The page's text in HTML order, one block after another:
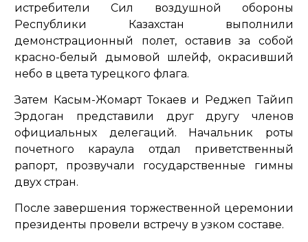
истребители Сил воздушной обороны
Республики Казахстан выполнили
демонстрационный полет, оставив за собой
красно-белый дымовой шлейф, окрасивший
небо в цвета турецкого флага.
Затем Касым-Жомарт Токаев и Реджеп Тайип
Эрдоган представили друг другу членов
официальных делегаций. Начальник роты
почетного караула отдал приветственный
рапорт, прозвучали государственные гимны
двух стран.
После завершения торжественной церемонии
президенты провели встречу в узком составе.